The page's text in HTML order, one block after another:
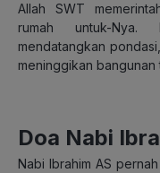
Allah SWT
rumah untuk-Nya.
mendatangkan
meninggikan bangunan
Doa Nabi
Nabi Ibrahim AS